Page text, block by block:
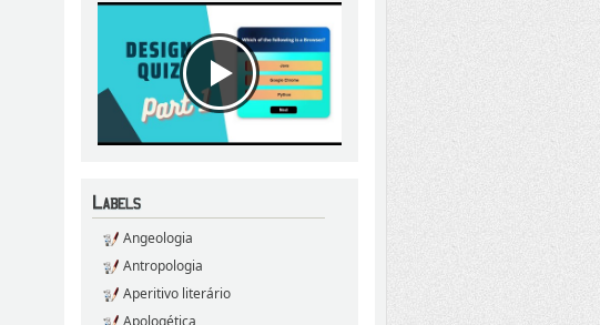
Angeologia
Antropologia
Aperitivo literário
Apologética